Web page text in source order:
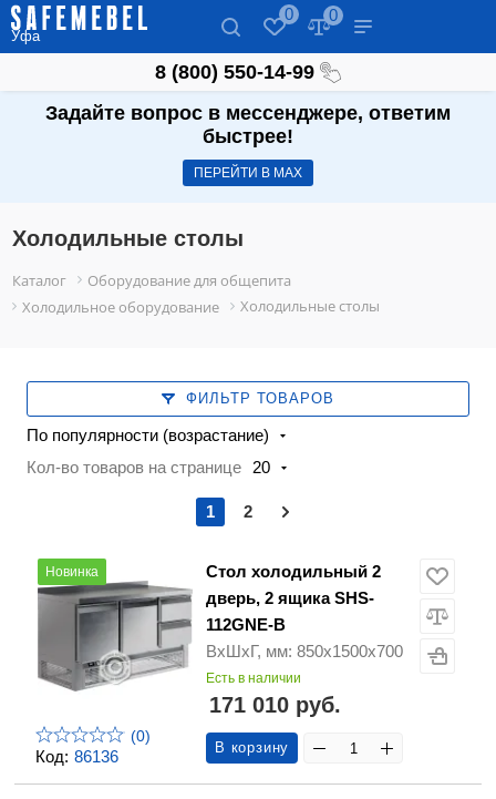
Уфа
0 0
8 (800) 550-14-99
Задайте вопрос в мессенджере, ответим
быстрее!
ПЕРЕЙТИ В МАХ
Холодильные столы
Каталог
Оборудование для общепита
Холодильное оборудование
Холодильные столы
ФИЛЬТР ТОВАРОВ
По популярности (возрастание)
Кол-во товаров на странице
20
1 2
Код: 86136
Новинка
(0)
Стол холодильный 2
дверь, 2 ящика SHS-
112GNE-B
ВхШхГ, мм: 850х1500х700
Есть в наличии
171 010 руб.
В корзину